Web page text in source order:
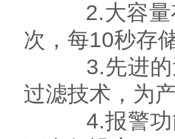
2.大容量存
次，每10秒存
3.先进的过
过滤技术，为
4.报警功能